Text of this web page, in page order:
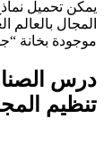
يمكن تحميل
المجال
موجودة بخانة
درس
تنظيم